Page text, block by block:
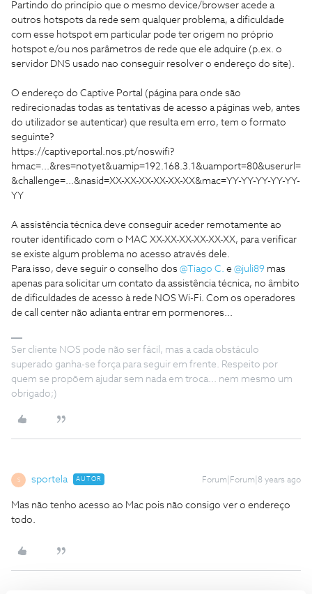
Partindo do princípio que o mesmo device/browser acede a
outros hotspots da rede sem qualquer problema, a dificuldade
com esse hotspot em particular pode ter origem no próprio
hotspot e/ou nos parâmetros de rede que ele adquire (p.ex. o
servidor DNS usado nao conseguir resolver o endereço do site).
O endereço do Captive Portal (página para onde são
redirecionadas todas as tentativas de acesso a páginas web, antes
do utilizador se autenticar) que resulta em erro, tem o formato
seguinte?
https://captiveportal.nos.pt/noswifi?
hmac=...&res=notyet&uamip=192.168.3.1&uamport=80&userurl=
&challenge=...&nasid=XX-XX-XX-XX-XX-XX&mac=YY-YY-YY-YY-YY-
YY
A assistência técnica deve conseguir aceder remotamente ao
router identificado com o MAC XX-XX-XX-XX-XX-XX, para verificar
se existe algum problema no acesso através dele.
Para isso, deve seguir o conselho dos @Tiago C. e @juli89 mas
apenas para solicitar um contato da assistência técnica, no âmbito
de dificuldades de acesso à rede NOS Wi-Fi. Com os operadores
de call center não adianta entrar em pormenores...
Ser cliente NOS pode não ser fácil, mas a cada obstáculo
superado ganha-se força para seguir em frente. Respeito por
quem se propõem ajudar sem nada em troca... nem mesmo um
obrigado;)
S sportela AUTOR Forum|Forum|8 years ago
Mas não tenho acesso ao Mac pois não consigo ver o endereço
todo.